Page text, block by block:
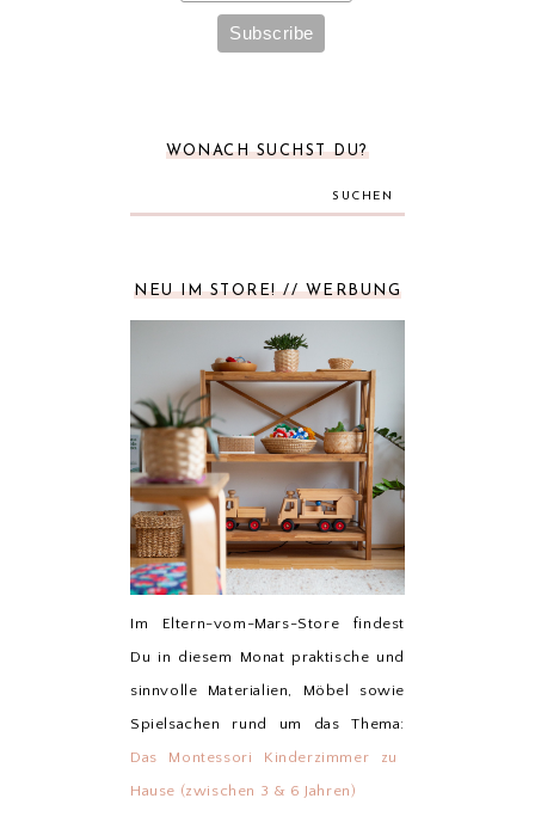
WONACH SUCHST DU?
SUCHEN
NEU IM STORE! // WERBUNG
Im Eltern-vom-Mars-Store findest
Du in diesem Monat praktische und
sinnvolle Materialien, Möbel sowie
Spielsachen rund um das Thema:
Das Montessori Kinderzimmer zu
Hause (zwischen 3 & 6 Jahren)